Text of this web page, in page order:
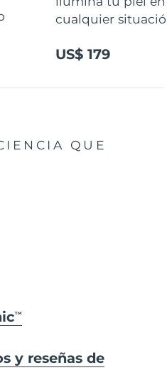
cualquier
US$ 179
QUE
TM
y reseñas de